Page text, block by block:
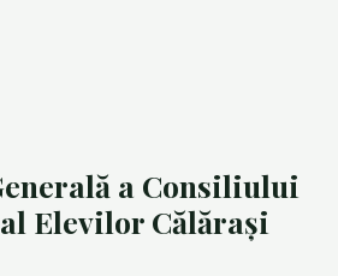
a Consiliului
Elevilor Călărași